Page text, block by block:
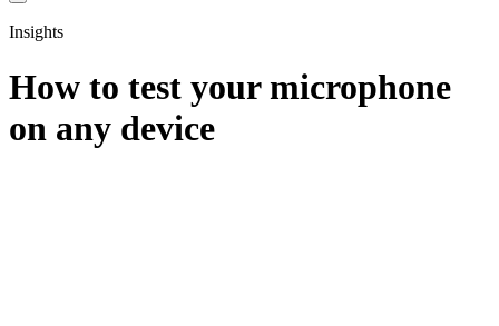
Insights
How to test your microphone
on any device